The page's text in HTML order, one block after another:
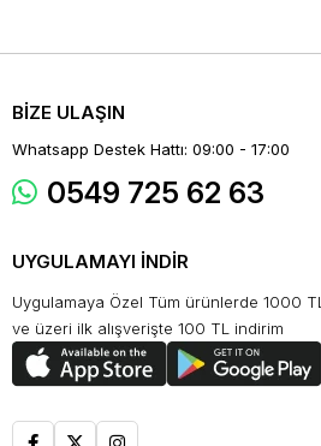
BİZE ULAŞIN
Whatsapp Destek Hattı: 09:00 - 17:00
0549 725 62 63
UYGULAMAYI İNDİR
Uygulamaya Özel Tüm ürünlerde 1000 TL
ve üzeri ilk alışverişte 100 TL indirim